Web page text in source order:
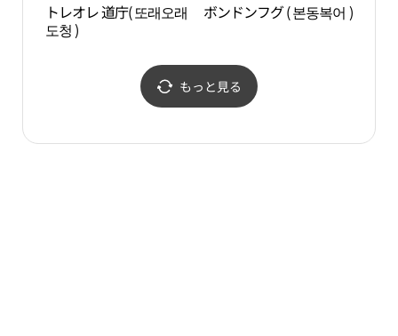
トレオレ 道庁( 또래오래
도청 )
ボンドンフグ ( 본동복어 )
もっと見る